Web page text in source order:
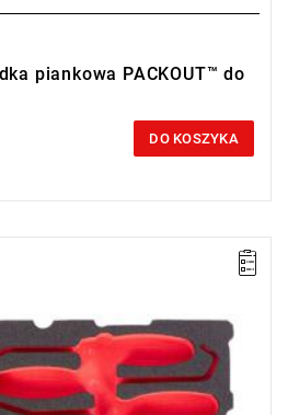
piankowa PACKOUT™ do
DO KOSZYKA